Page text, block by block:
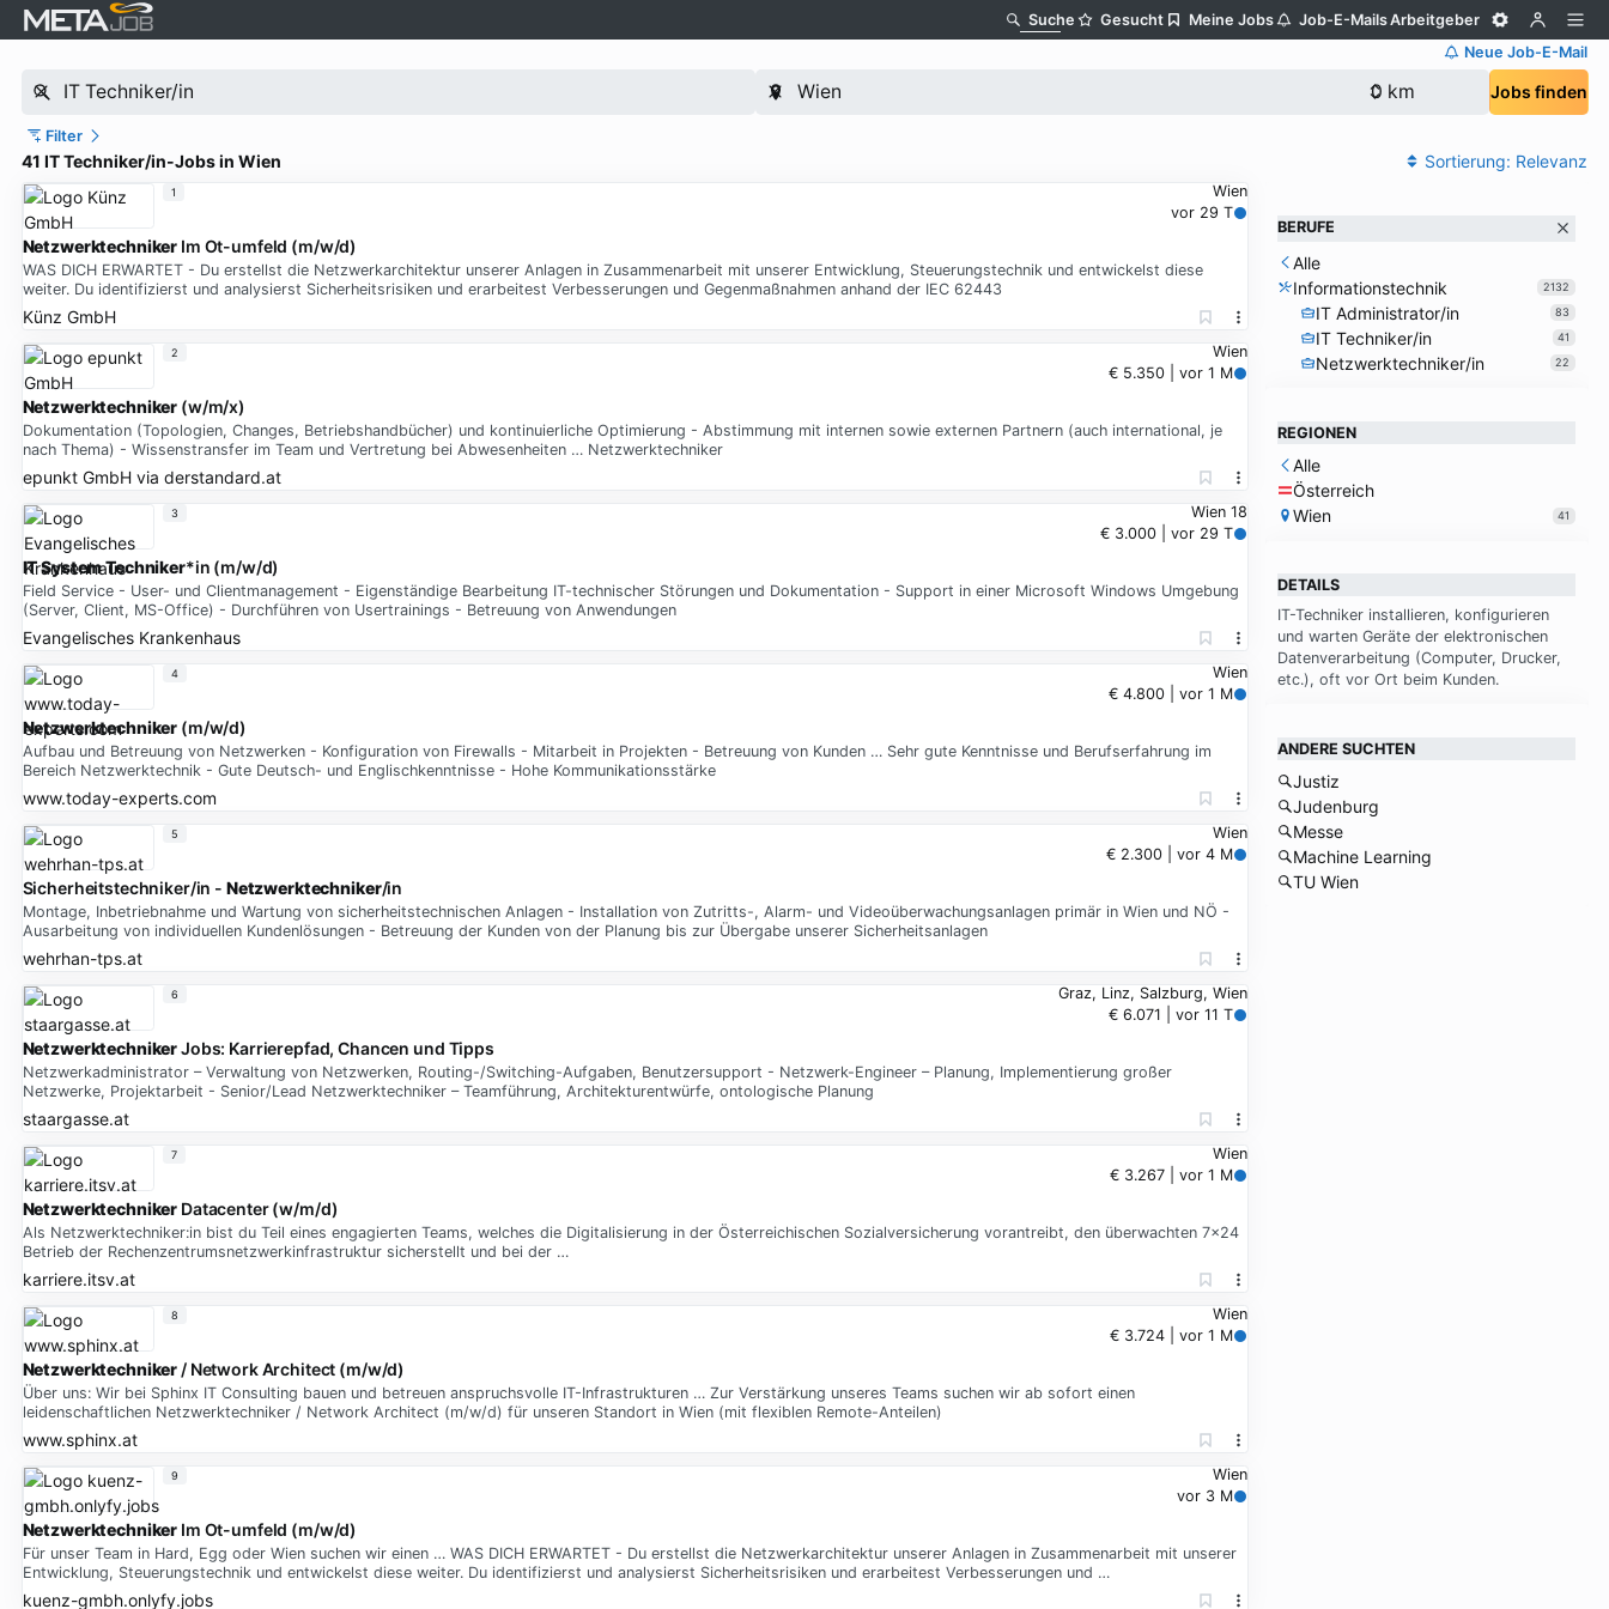
Suche Gesucht Meine Jobs Job-E-MailsArbeitgeber
Neue Job-E-Mail
Jobs finden
Filter
41 IT Techniker/in-Jobs in Wien Sortierung: Relevanz
Wien
vor 29 T
Netzwerktechniker Im Ot-umfeld (m/w/d)
WAS DICH ERWARTET - Du erstellst die Netzwerkarchitektur unserer Anlagen in Zusammenarbeit mit unserer Entwicklung, Steuerungstechnik und entwickelst diese
weiter. Du identifizierst und analysierst Sicherheitsrisiken und erarbeitest Verbesserungen und Gegenmaßnahmen anhand der IEC 62443
Künz GmbH
1
Wien
€ 5.350 | vor 1 M
Netzwerktechniker (w/m/x)
Dokumentation (Topologien, Changes, Betriebshandbücher) und kontinuierliche Optimierung - Abstimmung mit internen sowie externen Partnern (auch international, je
nach Thema) - Wissenstransfer im Team und Vertretung bei Abwesenheiten … Netzwerktechniker
epunkt GmbHvia derstandard.at
2
Wien 18
€ 3.000 | vor 29 T
IT System Techniker*in (m/w/d)
Field Service - User- und Clientmanagement - Eigenständige Bearbeitung IT-technischer Störungen und Dokumentation - Support in einer Microsoft Windows Umgebung
(Server, Client, MS-Office) - Durchführen von Usertrainings - Betreuung von Anwendungen
Evangelisches Krankenhaus
3
Wien
€ 4.800 | vor 1 M
Netzwerktechniker (m/w/d)
Aufbau und Betreuung von Netzwerken - Konfiguration von Firewalls - Mitarbeit in Projekten - Betreuung von Kunden … Sehr gute Kenntnisse und Berufserfahrung im
Bereich Netzwerktechnik - Gute Deutsch- und Englischkenntnisse - Hohe Kommunikationsstärke
www.today-experts.com
4
Wien
€ 2.300 | vor 4 M
Sicherheitstechniker/in - Netzwerktechniker/in
Montage, Inbetriebnahme und Wartung von sicherheitstechnischen Anlagen - Installation von Zutritts-, Alarm- und Videoüberwachungsanlagen primär in Wien und NÖ -
Ausarbeitung von individuellen Kundenlösungen - Betreuung der Kunden von der Planung bis zur Übergabe unserer Sicherheitsanlagen
wehrhan-tps.at
5
Graz, Linz, Salzburg, Wien
€ 6.071 | vor 11 T
NetzwerktechnikerJobs: Karrierepfad, Chancen und Tipps
Netzwerkadministrator – Verwaltung von Netzwerken, Routing-/Switching-Aufgaben, Benutzersupport - Netzwerk-Engineer – Planung, Implementierung großer
Netzwerke, Projektarbeit - Senior/Lead Netzwerktechniker – Teamführung, Architekturentwürfe, ontologische Planung
staargasse.at
6
Wien
€ 3.267 | vor 1 M
Netzwerktechniker Datacenter (w/m/d)
Als Netzwerktechniker:in bist du Teil eines engagierten Teams, welches die Digitalisierung in der Österreichischen Sozialversicherung vorantreibt, den überwachten 7x24
Betrieb der Rechenzentrumsnetzwerkinfrastruktur sicherstellt und bei der …
karriere.itsv.at
7
Wien
€ 3.724 | vor 1 M
Netzwerktechniker / Network Architect (m/w/d)
Über uns: Wir bei Sphinx IT Consulting bauen und betreuen anspruchsvolle IT-Infrastrukturen … Zur Verstärkung unseres Teams suchen wir ab sofort einen
leidenschaftlichen Netzwerktechniker / Network Architect (m/w/d) für unseren Standort in Wien (mit flexiblen Remote-Anteilen)
www.sphinx.at
8
Wien
vor 3 M
Netzwerktechniker Im Ot-umfeld (m/w/d)
Für unser Team in Hard, Egg oder Wien suchen wir einen … WAS DICH ERWARTET - Du erstellst die Netzwerkarchitektur unserer Anlagen in Zusammenarbeit mit unserer
Entwicklung, Steuerungstechnik und entwickelst diese weiter. Du identifizierst und analysierst Sicherheitsrisiken und erarbeitest Verbesserungen und …
kuenz-gmbh.onlyfy.jobs
9
BERUFE
Alle
Informationstechnik
2132
IT Administrator/in 83
IT Techniker/in 41
Netzwerktechniker/in 22
REGIONEN
Alle
Österreich
Wien
41
DETAILS
IT-Tech­ni­ker in­stal­lie­ren, kon­fi­gu­rie­ren
und war­ten Ge­rä­te der elek­tro­ni­schen
Da­ten­ver­ar­bei­tung (Com­pu­ter, Drucker,
etc.), oft vor Ort beim Kun­den.
ANDERE SUCHTEN
Justiz
Judenburg
Messe
Machine Learning
TU Wien